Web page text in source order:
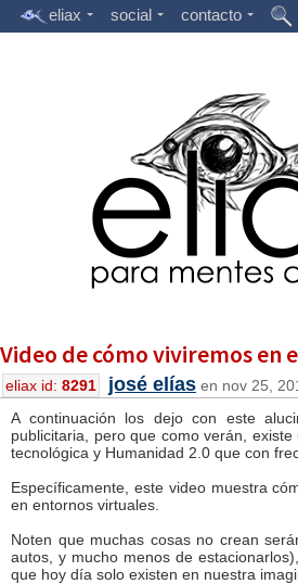
eliax social contacto
Video de cómo viviremos
eliax id: 8291 josé elías en nov 25,
A continuación los dejo con este
publicitaria, pero que como verán,
tecnológica y Humanidad 2.0 que con
Específicamente, este video muestra
en entornos virtuales.
Noten que muchas cosas no crean
autos, y mucho menos de
que hoy día solo existen en nuestra